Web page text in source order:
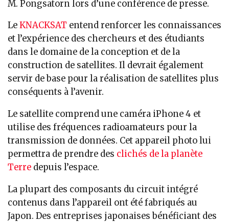
M. Pongsatorn lors d’une conférence de presse.
LeKNACKSAT entend renforcer les connaissances
et l’expérience des chercheurs et des étudiants
dans le domaine de la conception et de la
construction de satellites. Il devrait également
servir de base pour la réalisation de satellites plus
conséquents à l’avenir.
Le satellite comprend une caméra iPhone 4 et
utilise des fréquences radioamateurs pour la
transmission de données. Cet appareil photo lui
permettra de prendre des clichés de la planète
Terre depuis l’espace.
La plupart des composants du circuit intégré
contenus dans l’appareil ont été fabriqués au
Japon. Des entreprises japonaises bénéficiant des